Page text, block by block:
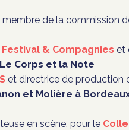
membre de la commission
& Compagnies et
Corps et la Note
et directrice de production
et Molière à
en scène, pour le